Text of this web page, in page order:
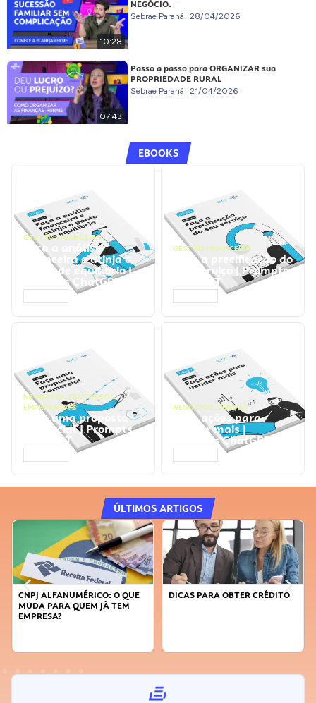
10:28
NEGÓCIO.
Sebrae Paraná 28/04/2026
07:43
Passo a passo para ORGANIZAR sua
PROPRIEDADE RURAL
Sebrae Paraná 21/04/2026
EBOOKS
GESTÃO FINANCEIRA
Faça a análise
financeira e atinja o
ponto de equilíbrio |
Prompts ChatGPT
GESTÃO FINANCEIRA
Faça a precificação do
seu serviço | Prompts
ChatGPT
NEGÓCIOS, PROCESSOS
EMPRESARIAIS
Faça uma proposta
comercial | Prompts
ChatGPT
NEGÓCIOS, VENDAS
Faça ações para
vender mais |
Prompts ChatGPT
ÚLTIMOS ARTIGOS
CNPJ ALFANUMÉRICO: O QUE
MUDA PARA QUEM JÁ TEM
EMPRESA?
DICAS PARA OBTER CRÉDITO